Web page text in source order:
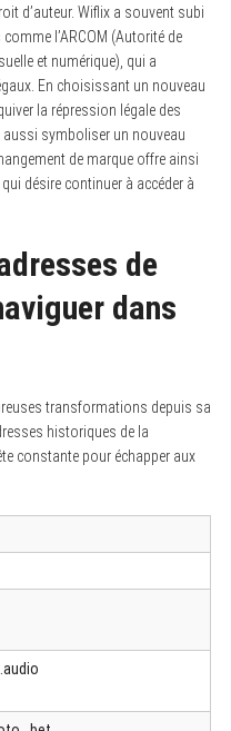
d’auteur. Wiflix a souvent subi
l’ARCOM (Autorité de
et numérique), qui a
En choisissant un nouveau
la répression légale des
aussi symboliser un nouveau
de marque offre ainsi
désire continuer à accéder à
de
dans
transformations depuis sa
historiques de la
constante pour échapper aux